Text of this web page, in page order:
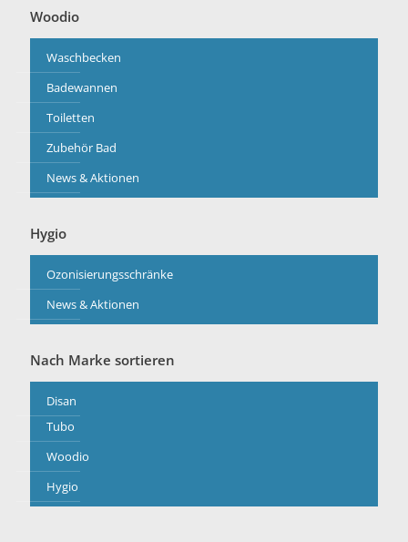
Woodio
Waschbecken
Badewannen
Toiletten
Zubehör Bad
News & Aktionen
Hygio
Ozonisierungsschränke
News & Aktionen
Nach Marke sortieren
Disan
Tubo
Woodio
Hygio